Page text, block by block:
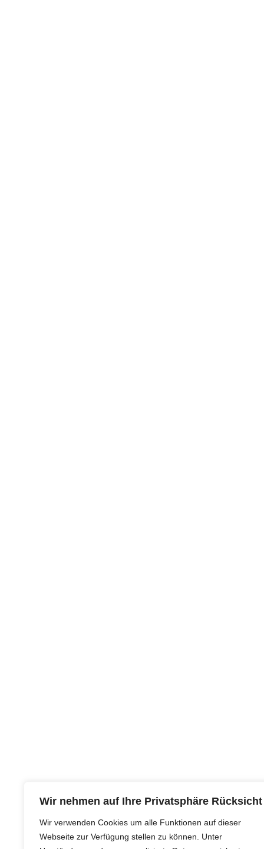
Wir nehmen auf Ihre Privatsphäre Rücksicht
Wir verwenden Cookies um alle Funktionen auf dieser
Webseite zur Verfügung stellen zu können. Unter